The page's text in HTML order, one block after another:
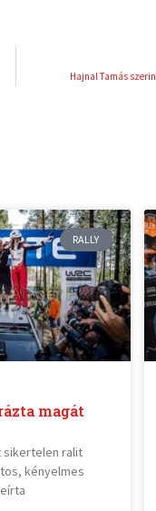
Hajnal Tamás
RALLY
magát
sikertelen ralit
kényelmes